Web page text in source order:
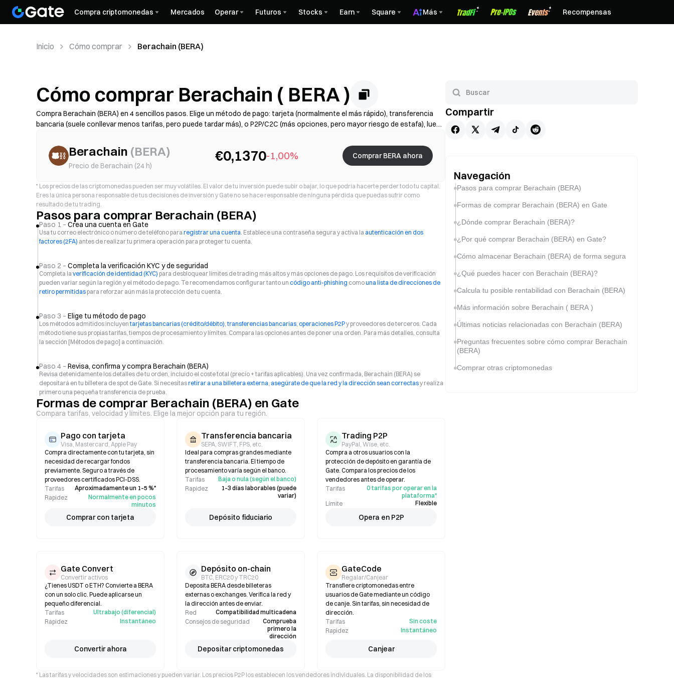
Compra criptomonedas Mercados Operar Futuros Stocks Earn Square Más Recompensas
Inicio Cómo comprar Berachain (BERA)
Cómo comprar Berachain ( BERA )
Compra Berachain (BERA) en 4 sencillos pasos. Elige un método de pago: tarjeta (normalmente el más rápido), transferencia
bancaria (suele conllevar menos tarifas, pero puede tardar más), o P2P/C2C (más opciones, pero mayor riesgo de estafa), luego
disponibilidad, los límites, las tarifas y el tiempo de procesamiento varían según la región y el proveedor.
Berachain (BERA)
Precio de Berachain (24 h)
€0,1370-1,00% Comprar BERA ahora
* Los precios de las criptomonedas pueden ser muy volátiles. El valor de tu inversión puede subir o bajar, lo que podría hacerte perder todo tu capital.
Eres la única persona responsable de tus decisiones de inversión y Gate no se hace responsable de ninguna pérdida que puedas sufrir como
resultado de tu trading.
Pasos para comprar Berachain (BERA)
Paso 1 – Crea una cuenta en Gate
Usa tu correo electrónico o número de teléfono para registrar una cuenta. Establece una contraseña segura y activa la autenticación en dos
factores (2FA) antes de realizar tu primera operación para proteger tu cuenta.
Paso 2 – Completa la verificación KYC y de seguridad
Completa la verificación de identidad (KYC) para desbloquear límites de trading más altos y más opciones de pago. Los requisitos de verificación
pueden variar según la región y el método de pago. Te recomendamos configurar tanto un código anti-phishing comouna lista de direcciones de
retiro permitidas para reforzar aún más la protección de tu cuenta.
Paso 3 – Elige tu método de pago
Los métodos admitidos incluyen tarjetas bancarias (crédito/débito), transferencias bancarias, operaciones P2Py proveedores de terceros. Cada
método tiene sus propias tarifas, tiempos de procesamiento y límites. Compara las opciones antes de poner una orden. Para más detalles, consulta
la sección [Métodos de pago] a continuación.
Paso 4 – Revisa, confirma y compra Berachain (BERA)
Revisa detenidamente los detalles de tu orden, incluido el coste total (precio + tarifas aplicables). Una vez confirmada, Berachain (BERA) se
depositará en tu billetera de spot de Gate. Si necesitasretirar a una billetera externa, asegúrate de que la red y la dirección sean correctasy realiza
primero una pequeña transferencia de prueba.
Formas de comprar Berachain (BERA) en Gate
Compara tarifas, velocidad y límites. Elige la mejor opción para tu región.
Pago con tarjeta
Visa, Mastercard, Apple Pay
Compra directamente con tu tarjeta, sin
necesidad de recargar fondos
previamente. Seguro a través de
proveedores certificados PCI-DSS.
Tarifas
Aproximadamente un 1–5 %*
Rapidez
Normalmente en pocos
minutos
Comprar con tarjeta
Transferencia bancaria
SEPA, SWIFT, FPS, etc.
Ideal para compras grandes mediante
transferencia bancaria. El tiempo de
procesamiento varía según el banco.
Tarifas
Baja o nula (según el banco)
Rapidez
1–3 días laborables (puede
variar)
Depósito fiduciario
Trading P2P
PayPal, Wise, etc.
Compra a otros usuarios con la
protección de depósito en garantía de
Gate. Compara los precios de los
vendedores antes de operar.
Tarifas
0 tarifas por operar en la
plataforma*
Límite
Flexible
Opera en P2P
Gate Convert
Convertir activos
¿Tienes USDT o ETH? Convierte a BERA
con un solo clic. Puede aplicarse un
pequeño diferencial.
Tarifas
Ultrabajo (diferencial)
Rapidez
Instantáneo
Convertir ahora
Depósito on-chain
BTC, ERC20 y TRC20
Deposita BERA desde billeteras
externas o exchanges. Verifica la red y
la dirección antes de enviar.
Red
Compatibilidad multicadena
Consejos de seguridad
Comprueba
primero la
dirección
Depositar criptomonedas
GateCode
Regalar/Canjear
Transfiere criptomonedas entre
usuarios de Gate mediante un código
de canje. Sin tarifas, sin necesidad de
dirección.
Tarifas
Sin coste
Rapidez
Instantáneo
Canjear
* Las tarifas y velocidades son estimaciones y pueden variar. Los precios P2P los establecen los vendedores individuales. La disponibilidad de los
Compartir
Navegación
Pasos para comprar Berachain (BERA)
Formas de comprar Berachain (BERA) en Gate
¿Dónde comprar Berachain (BERA)?
¿Por qué comprar Berachain (BERA) en Gate?
Cómo almacenar Berachain (BERA) de forma segura
¿Qué puedes hacer con Berachain (BERA)?
Calcula tu posible rentabilidad con Berachain (BERA)
Más información sobre Berachain ( BERA )
Últimas noticias relacionadas con Berachain (BERA)
Preguntas frecuentes sobre cómo comprar Berachain
(BERA)
Comprar otras criptomonedas